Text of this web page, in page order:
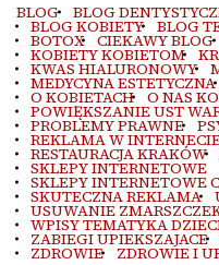
BLOG BLOG
BLOG KOBIETY BLOG
BOTOX CIEKAWY BLOG
KOBIETY KOBIETOM
KWAS HIALURONOWY
MEDYCYNA ESTETYCZNA
O KOBIETACH O NAS
POWIĘKSZANIE UST
PROBLEMY PRAWNE
REKLAMA W
RESTAURACJA KRAKÓW
SKLEPY INTERNETOWE
SKLEPY INTERNETOWE
SKUTECZNA REKLAMA
USUWANIE
WPISY TEMATYKA
ZABIEGI UPIEKSZAJACE
ZDROWIE ZDROWIE I